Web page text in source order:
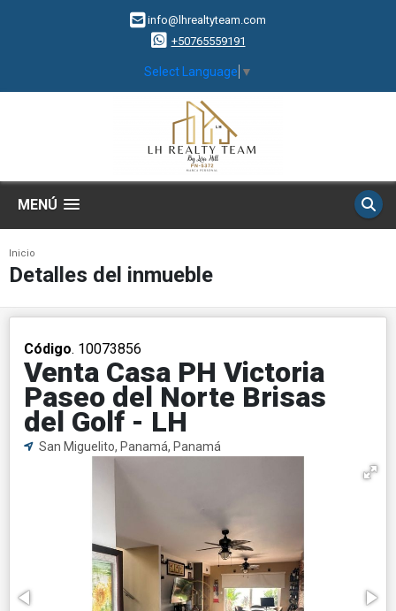
info@lhrealtyteam.com
+50765559191
Select Language ▼
MENÚ
Inicio
Detalles del inmueble
Código. 10073856
Venta Casa PH Victoria
Paseo del Norte Brisas
del Golf - LH
San Miguelito, Panamá, Panamá